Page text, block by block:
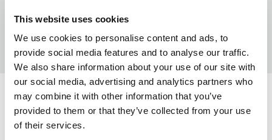
This website uses cookies
We use cookies to personalise content and ads, to
provide social media features and to analyse our traffic.
We also share information about your use of our site with
our social media, advertising and analytics partners who
may combine it with other information that you’ve
provided to them or that they’ve collected from your use
of their services.
INFO: